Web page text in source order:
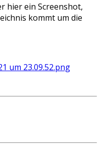
hier ein Screenshot,
kommt um die